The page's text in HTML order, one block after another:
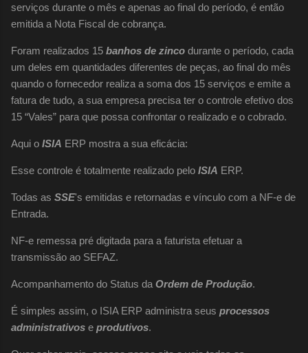
serviços durante o mês e apenas ao final do período, é então
emitida a Nota Fiscal de cobrança.
Foram realizados 15 banhos de zinco durante o período, cada
um deles em quantidades diferentes de peças, ao final do mês
quando o fornecedor realiza a soma dos 15 serviços e emite a
fatura de tudo, a sua empresa precisa ter o controle efetivo dos
15 “Vales” para que possa confrontar o realizado e o cobrado.
Aqui o ISIA ERP mostra a sua eficácia:
Esse controle é totalmente realizado pelo ISIA ERP.
Todas as SSE's emitidas e retornadas e vínculo com a NF-e de
Entrada.
NF-e remessa pré digitada para a faturista efetuar a
transmissão ao SEFAZ.
Acompanhamento do Status da Ordem de Produção.
É simples assim, o ISIA ERP administra seus processos
administrativos e produtivos.